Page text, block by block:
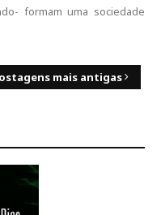
formam uma sociedade
mais antigas